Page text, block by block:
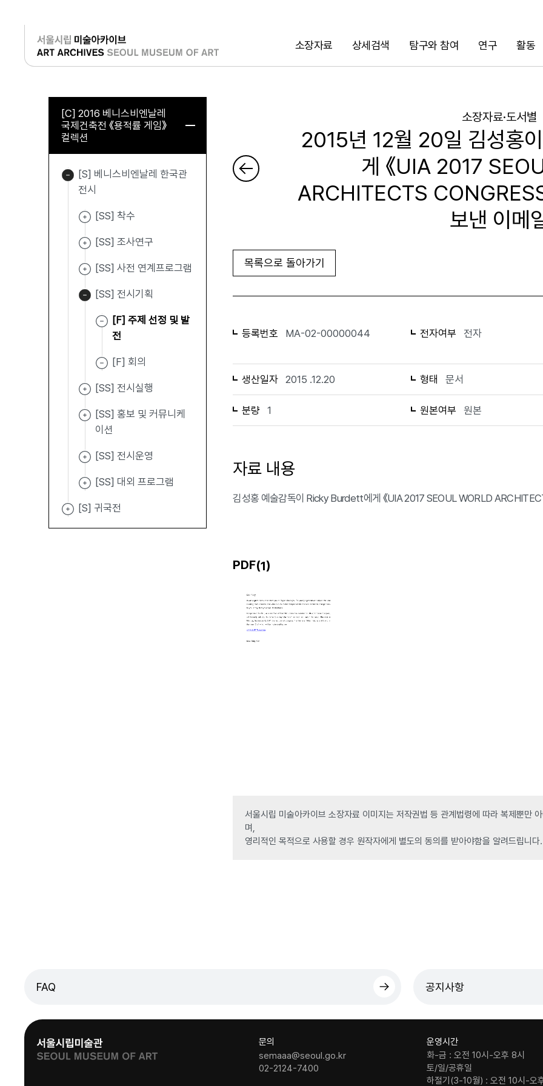
소장자료 상세검색 탐구와 참여 연구 활동
검색
로그인
[C] 2016 베니스비엔날레
국제건축전 《용적률 게임》
컬렉션
[S] 베니스비엔날레 한국관
전시
[SS] 착수
[SS] 조사연구
[SS] 사전 연계프로그램
[SS] 전시기획
[F] 주제 선정 및 발
전
[F] 회의
[SS] 전시실행
[SS] 홍보 및 커뮤니케
이션
[SS] 전시운영
[SS] 대외 프로그램
[S] 귀국전
소장자료·도서별
2015년 12월 20일 김성홍
게 《UIA 2017
ARCHITECTS
보낸 이메
목록으로 돌아가기
등록번호 MA-02-00000044 전자여부 전자
생산일자 2015 .12.20 형태 문서
분량 1 원본여부 원본
자료 내용
김성홍 예술감독이 Ricky Burdett에게 《UIA 2017 SEOUL WORLD
PDF(1)
서울시립 미술아카이브 소장자료 이미지는 저작권법 등 관계법령에 따라 복제뿐만
며,
영리적인 목적으로 사용할 경우 원작자에게 별도의 동의를 받아야함을 알려드립니다.
FAQ 공지사항
문의
semaaa@seoul.go.kr
02-2124-7400
운영시간
화-금 : 오전 10시-오후 8시
토/일/공휴일
하절기(3-10월) : 오전 10시-오